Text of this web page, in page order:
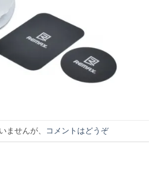
ませんが、 コメントはどうぞ